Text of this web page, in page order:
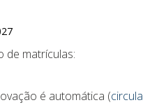
de matrículas:
é automática (